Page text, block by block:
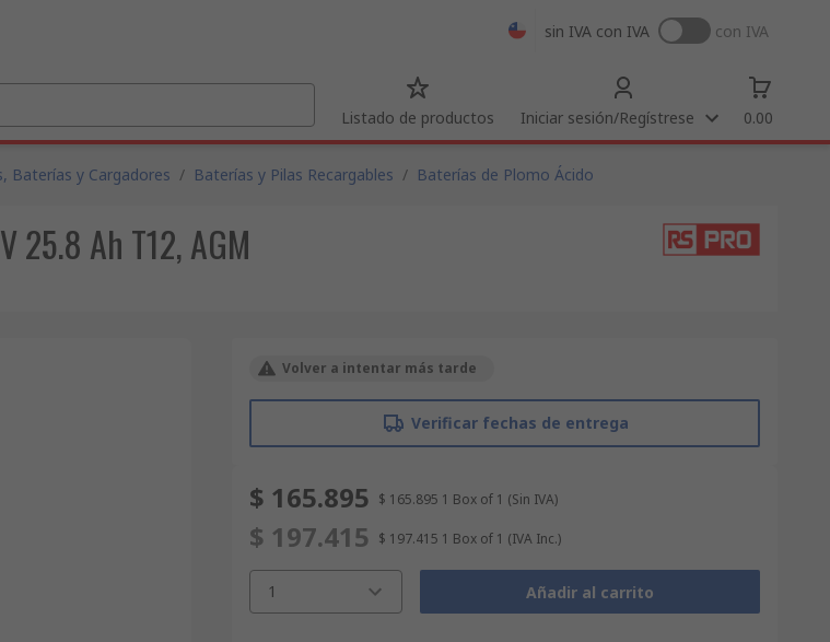
sin IVA con IVA con IVA
Listado de productos Iniciar sesión/Regístrese 0.00
Baterías y Cargadores / Baterías y Pilas Recargables / Baterías de Plomo Ácido
25.8 Ah T12, AGM
Volver a intentar más tarde
Verificar fechas de entrega
$ 165.895 $ 165.895 1 Box of 1 (Sin IVA)
$ 197.415 $ 197.415 1 Box of 1 (IVA Inc.)
1 Añadir al carrito